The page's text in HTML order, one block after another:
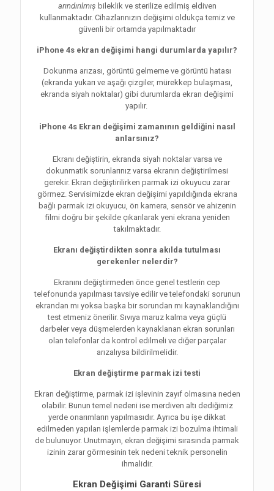
arındırılmış bileklik ve sterilize edilmiş eldiven
kullanmaktadır. Cihazlarınızın değişimi oldukça temiz ve
güvenli bir ortamda yapılmaktadır
iPhone 4s ekran değişimi hangi durumlarda yapılır?
Dokunma arızası, görüntü gelmeme ve görüntü hatası
(ekranda yukarı ve aşağı çizgiler, mürekkep bulaşması,
ekranda siyah noktalar) gibi durumlarda ekran değişimi
yapılır.
iPhone 4s Ekran değişimi zamanının geldiğini nasıl
anlarsınız?
Ekranı değiştirin, ekranda siyah noktalar varsa ve
dokunmatik sorunlarınız varsa ekranın değiştirilmesi
gerekir. Ekran değiştirilirken parmak izi okuyucu zarar
görmez. Servisimizde ekran değişimi yapıldığında ekrana
bağlı parmak izi okuyucu, ön kamera, sensör ve ahizenin
filmi doğru bir şekilde çıkarılarak yeni ekrana yeniden
takılmaktadır.
Ekranı değiştirdikten sonra akılda tutulması
gerekenler nelerdir?
Ekranını değiştirmeden önce genel testlerin cep
telefonunda yapılması tavsiye edilir ve telefondaki sorunun
ekrandan mı yoksa başka bir sorundan mı kaynaklandığını
test etmeniz önerilir. Sıvıya maruz kalma veya güçlü
darbeler veya düşmelerden kaynaklanan ekran sorunları
olan telefonlar da kontrol edilmeli ve diğer parçalar
arızalıysa bildirilmelidir.
Ekran değiştirme parmak izi testi
Ekran değiştirme, parmak izi işlevinin zayıf olmasına neden
olabilir. Bunun temel nedeni ise merdiven altı dediğimiz
yerde onarımların yapılmasıdır. Ayrıca bu işe dikkat
edilmeden yapılan işlemlerde parmak izi bozulma ihtimali
de bulunuyor. Unutmayın, ekran değişimi sırasında parmak
izinin zarar görmesinin tek nedeni teknik personelin
ihmalidir.
Ekran Değişimi Garanti Süresi